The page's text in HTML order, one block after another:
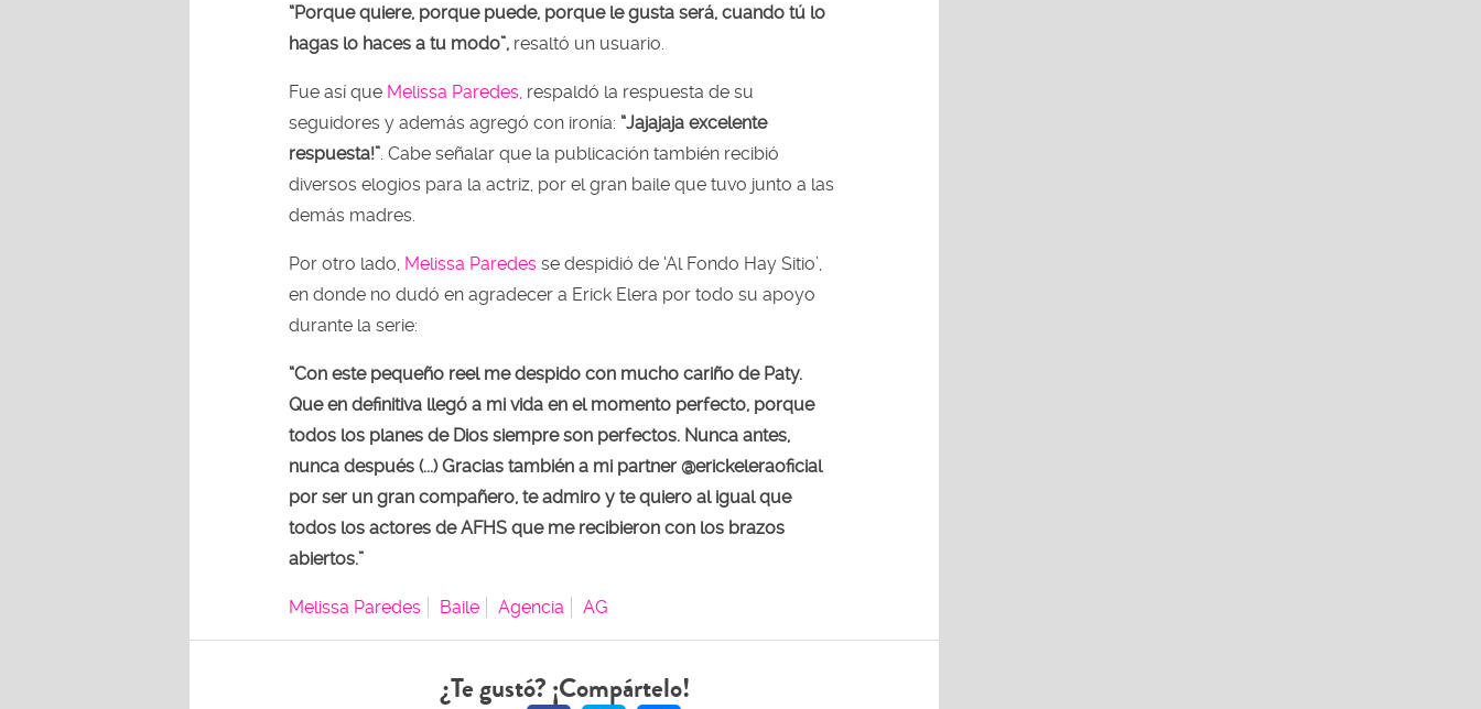
“Porque quiere, porque puede, porque le gusta será, cuando tú lo
hagas lo haces a tu modo”, resaltó un usuario.
Fue así que Melissa Paredes, respaldó la respuesta de su
seguidores y además agregó con ironía: “Jajajaja excelente
respuesta!” . Cabe señalar que la publicación también recibió
diversos elogios para la actriz, por el gran baile que tuvo junto a las
demás madres.
Por otro lado, Melissa Paredes se despidió de ‘Al Fondo Hay Sitio’,
en donde no dudó en agradecer a Erick Elera por todo su apoyo
durante la serie:
“Con este pequeño reel me despido con mucho cariño de Paty.
Que en definitiva llegó a mi vida en el momento perfecto, porque
todos los planes de Dios siempre son perfectos. Nunca antes,
nunca después (...) Gracias también a mi partner @erickeleraoficial
por ser un gran compañero, te admiro y te quiero al igual que
todos los actores de AFHS que me recibieron con los brazos
abiertos.”
Melissa Paredes Baile Agencia AG
¿Te gustó? ¡Compártelo!